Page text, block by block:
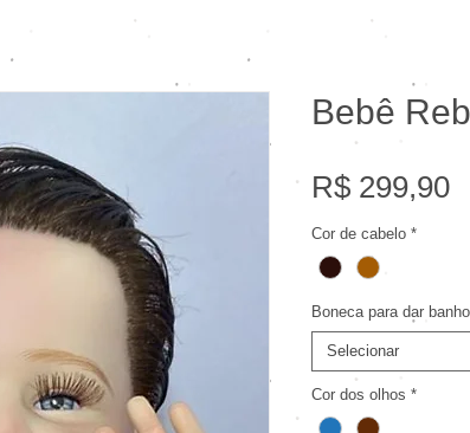
Bebê
R$ 299,90
Cor de cabelo *
Boneca para dar
Selecionar
Cor dos olhos *